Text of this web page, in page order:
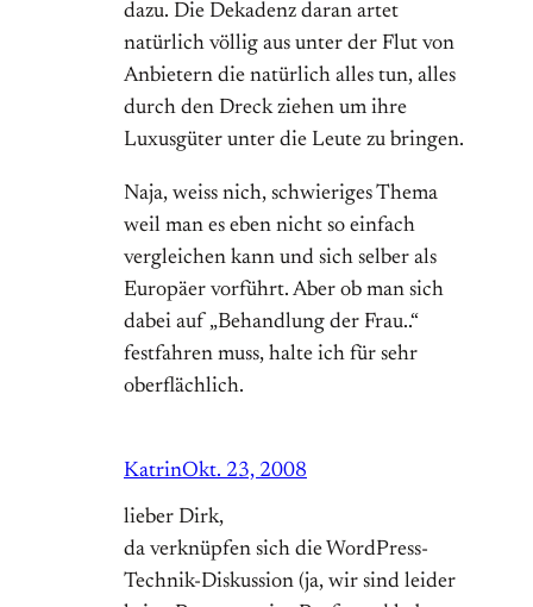
dazu. Die Dekadenz daran artet
natürlich völlig aus unter der Flut von
Anbietern die natürlich alles tun, alles
durch den Dreck ziehen um ihre
Luxusgüter unter die Leute zu bringen.
Naja, weiss nich, schwieriges Thema
weil man es eben nicht so einfach
vergleichen kann und sich selber als
Europäer vorführt. Aber ob man sich
dabei auf „Behandlung der Frau..“
festfahren muss, halte ich für sehr
oberflächlich.
KatrinOkt. 23, 2008
lieber Dirk,
da verknüpfen sich die WordPress-
Technik-Diskussion (ja, wir sind leider